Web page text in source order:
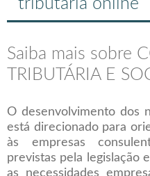
tributária online
Saiba mais sobre
TRIBUTÁRIA E
O desenvolvimento dos
está direcionado para
às empresas
previstas pela legislação
as necessidades